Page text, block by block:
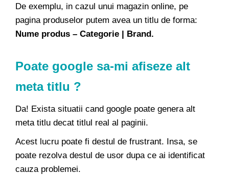
De exemplu, in cazul unui magazin online, pe
pagina produselor putem avea un titlu de forma:
Nume produs – Categorie | Brand.
Poate google sa-mi afiseze alt
meta titlu ?
Da! Exista situatii cand google poate genera alt
meta titlu decat titlul real al paginii.
Acest lucru poate fi destul de frustrant. Insa, se
poate rezolva destul de usor dupa ce ai identificat
cauza problemei.